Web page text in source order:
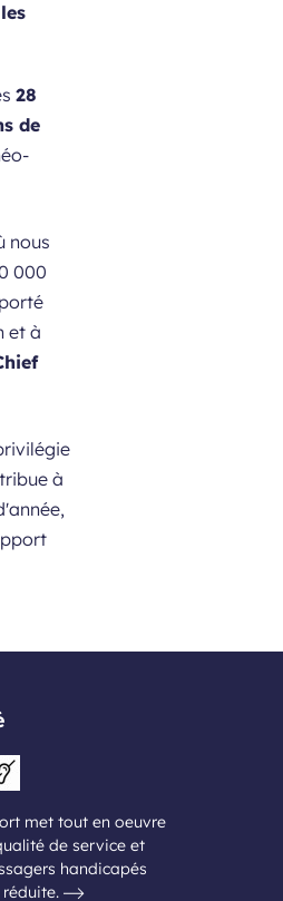
les
28
de
nous
000
et à
à
met tout en oeuvre
de service et
handicapés